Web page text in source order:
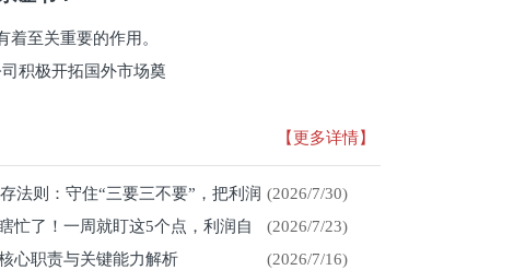
至关重要的作用。
积极开拓国外市场奠
【更多详情】
(2026/7/30)
法则：守住“三要三不要”，把利润
(2026/7/23)
忙了！一周就盯这5个点，利润自
(2026/7/16)
心职责与关键能力解析